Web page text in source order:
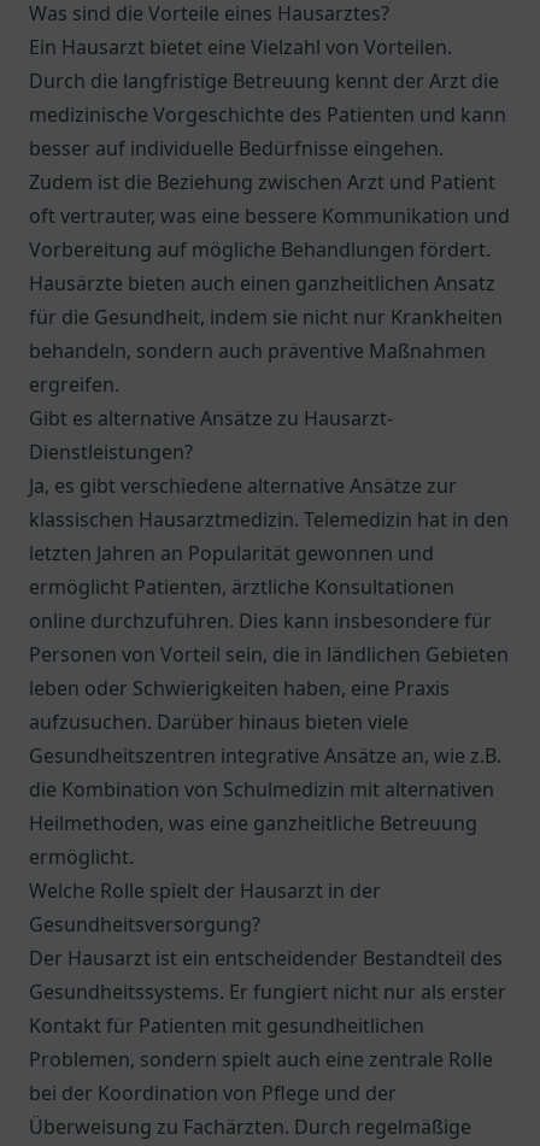
Was sind die Vorteile eines Hausarztes?
Ein Hausarzt bietet eine Vielzahl von Vorteilen.
Durch die langfristige Betreuung kennt der Arzt die
medizinische Vorgeschichte des Patienten und kann
besser auf individuelle Bedürfnisse eingehen.
Zudem ist die Beziehung zwischen Arzt und Patient
oft vertrauter, was eine bessere Kommunikation und
Vorbereitung auf mögliche Behandlungen fördert.
Hausärzte bieten auch einen ganzheitlichen Ansatz
für die Gesundheit, indem sie nicht nur Krankheiten
behandeln, sondern auch präventive Maßnahmen
ergreifen.
Gibt es alternative Ansätze zu Hausarzt-
Dienstleistungen?
Ja, es gibt verschiedene alternative Ansätze zur
klassischen Hausarztmedizin. Telemedizin hat in den
letzten Jahren an Popularität gewonnen und
ermöglicht Patienten, ärztliche Konsultationen
online durchzuführen. Dies kann insbesondere für
Personen von Vorteil sein, die in ländlichen Gebieten
leben oder Schwierigkeiten haben, eine Praxis
aufzusuchen. Darüber hinaus bieten viele
Gesundheitszentren integrative Ansätze an, wie z.B.
die Kombination von Schulmedizin mit alternativen
Heilmethoden, was eine ganzheitliche Betreuung
ermöglicht.
Welche Rolle spielt der Hausarzt in der
Gesundheitsversorgung?
Der Hausarzt ist ein entscheidender Bestandteil des
Gesundheitssystems. Er fungiert nicht nur als erster
Kontakt für Patienten mit gesundheitlichen
Problemen, sondern spielt auch eine zentrale Rolle
bei der Koordination von Pflege und der
Überweisung zu Fachärzten. Durch regelmäßige